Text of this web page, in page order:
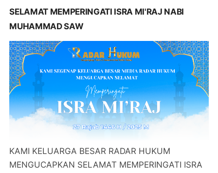
SELAMAT MEMPERINGATI ISRA MI'RAJ NABI
MUHAMMAD SAW
KAMI KELUARGA BESAR RADAR HUKUM
MENGUCAPKAN SELAMAT MEMPERINGATI ISRA